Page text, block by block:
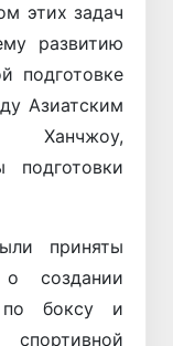
этих задач
развитию
подготовке
Азиатским
подготовки
приняты
о создании
по боксу и